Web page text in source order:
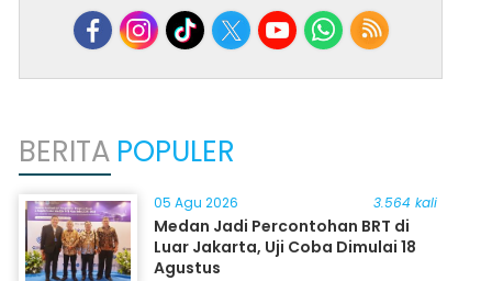
BERITA POPULER
05 Agu 2026 3.564 kali
Medan Jadi Percontohan BRT di
Luar Jakarta, Uji Coba Dimulai 18
Agustus